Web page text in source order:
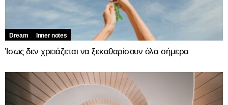
Dream Inner notes
Ίσως δεν χρειάζεται να ξεκαθαρίσουν όλα σήμερα